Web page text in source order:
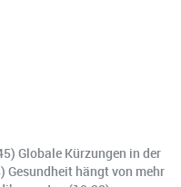
Globale Kürzungen in der
hängt von mehr